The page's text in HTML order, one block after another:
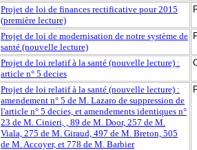
Projet de loi de finances rectificative pour 2015
(première lecture)
Projet de loi de modernisation de notre système de
santé (nouvelle lecture)
Projet de loi relatif à la santé (nouvelle lecture) :
article n° 5 decies
Projet de loi relatif à la santé (nouvelle lecture) :
amendement n° 5 de M. Lazaro de suppression de
l'article n° 5 decies, et amendements identiques n°
23 de M. Cinieri, , 89 de M. Door, 257 de M.
Viala, 275 de M. Giraud, 497 de M. Breton, 505
de M. Accoyer, et 778 de M. Barbier